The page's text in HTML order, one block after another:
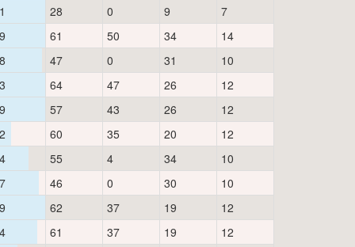
28 0 9
7
61 50 34
14
47 0 31
10
64 47 26
12
57 43 26
12
60 35 20
12
55 4 34
10
46 0 30
10
62 37 19
12
61 37 19 12